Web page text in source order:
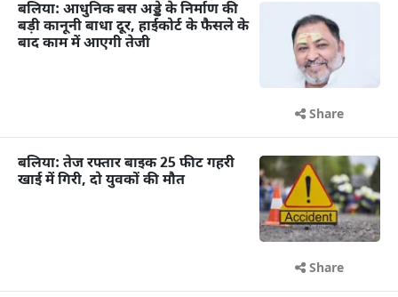
बलिया: आधुनिक बस अड्डे के निर्माण की
बड़ी कानूनी बाधा दूर, हाईकोर्ट के फैसले के
बाद काम में आएगी तेजी
Share
बलिया: तेज रफ्तार बाइक 25 फीट गहरी
खाई में गिरी, दो युवकों की मौत
Share